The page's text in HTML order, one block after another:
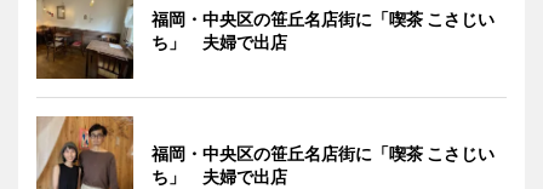
福岡・中央区の笹丘名店街に「喫茶 こさじい
ち」 夫婦で出店
福岡・中央区の笹丘名店街に「喫茶 こさじい
ち」 夫婦で出店